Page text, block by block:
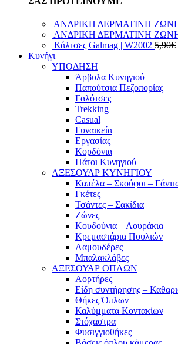
ΑΝΔΡΙΚΗ ΔΕΡΜΑΤΙΝΗ
ΑΝΔΡΙΚΗ ΔΕΡΜΑΤΙΝΗ
Κάλτσες Galmag | W2002 5,90€
Κυνήγι
ΥΠΟΔΗΣΗ
Άρβυλα Κυνηγιού
Παπούτσια Πεζοπορίας
Γαλότσες
Trekking
Casual
Γυναικεία
Εργασίας
Κορδόνια
Πάτοι Κυνηγιού
ΑΞΕΣΟΥΑΡ ΚΥΝΗΓΙΟΥ
Καπέλα – Σκούφοι –
Γκέτες
Τσάντες – Σακίδια
Ζώνες
Κουδούνια – Λουράκια
Κρεμαστάρια Πουλιών
Λαμουδέρες
Μπαλακλάβες
ΑΞΕΣΟΥΑΡ ΟΠΛΩΝ
Αορτήρες
Είδη συντήρησης –
Θήκες Όπλων
Καλύμματα Κοντακίων
Στόχαστρα
Φυσιγγιοθήκες